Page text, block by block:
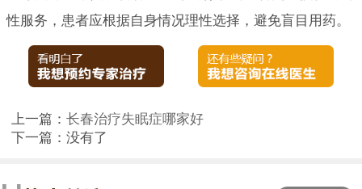
性服务，患者应根据自身情况理性选择，避免盲目用药。
上一篇： 长春治疗失眠症哪家好
下一篇：没有了